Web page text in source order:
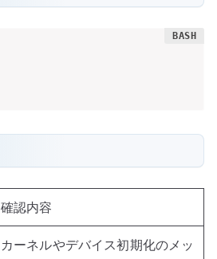
確認内容
カーネルやデバイス初期化のメッ